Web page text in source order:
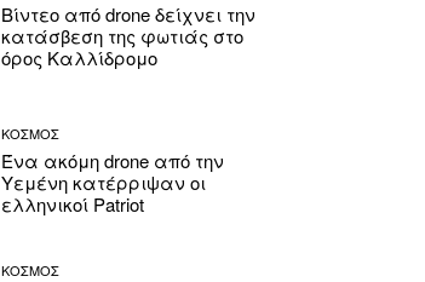
Βίντεο από drone δείχνει την
κατάσβεση της φωτιάς στο
όρος Καλλίδρομο
ΚΟΣΜΟΣ
Ένα ακόμη drone από την
Υεμένη κατέρριψαν οι
ελληνικοί Patriot
ΚΟΣΜΟΣ